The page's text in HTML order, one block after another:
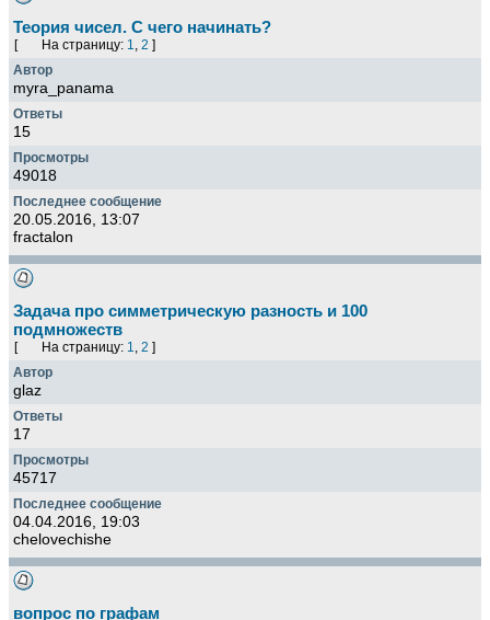
Теория чисел. С чего начинать?
[ На страницу: 1, 2 ]
myra_panama
15
49018
20.05.2016, 13:07
fractalon
Задача про симметрическую разность и 100
подмножеств
[ На страницу: 1, 2 ]
glaz
17
45717
04.04.2016, 19:03
chelovechishe
вопрос по графам